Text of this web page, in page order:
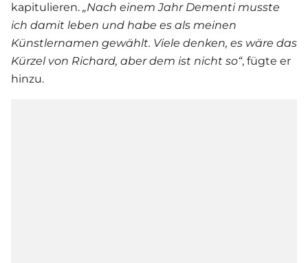
kapitulieren. „Nach einem Jahr Dementi musste
ich damit leben und habe es als meinen
Künstlernamen gewählt. Viele denken, es wäre das
Kürzel von Richard, aber dem ist nicht so“, fügte er
hinzu.